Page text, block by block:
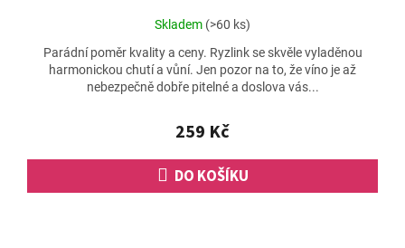
Průměrné
produktu
je
4,5
5
hvězdiček.
Skladem (>60 ks)
259 Kč
DO KOŠÍKU
Parádní poměr kvality a ceny. Ryzlink se skvěle vyladěnou
harmonickou chutí a vůní. Jen pozor na to, že víno je až
nebezpečně dobře pitelné a doslova vás...